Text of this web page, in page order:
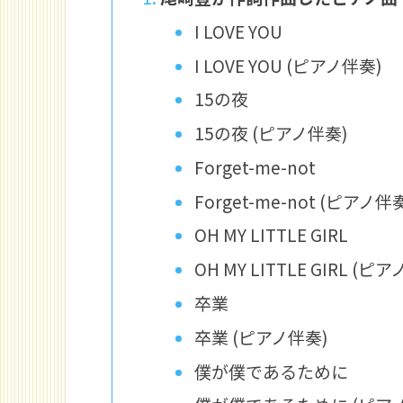
I LOVE YOU
I LOVE YOU (ピアノ伴奏)
15の夜
15の夜 (ピアノ伴奏)
Forget-me-not
Forget-me-not (ピアノ伴
OH MY LITTLE GIRL
OH MY LITTLE GIRL (ピア
卒業
卒業 (ピアノ伴奏)
僕が僕であるために